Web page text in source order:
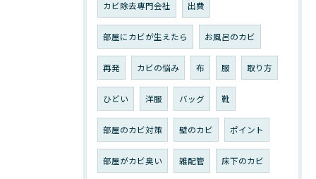
カビ除去専門会社 出費
部屋にカビが生えたら お風呂のカビ
再発 カビの悩み 布 服 取り方
ひどい 洋服 バッグ 靴
部屋のカビ対策 壁のカビ ポイント
部屋がカビ臭い 雑配管 床下のカビ